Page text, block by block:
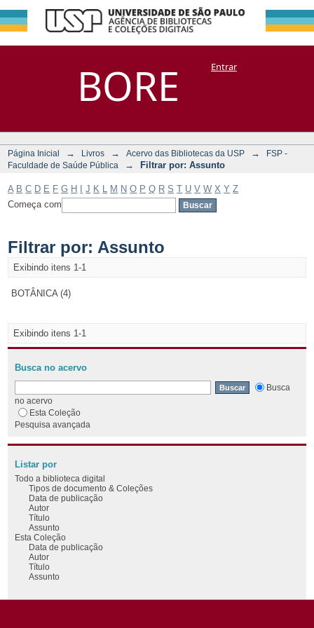
BORE
Filtrar por:
Assunto
DSpace/Manakin + CoriscoEntrar
Página Inicial → Livros → Acervo das Bibliotecas da USP →
FSP -
Faculdade de Saúde Pública
→ Filtrar por: Assunto
A B C D E F G H J K M N O P Q R S T U V W X Y Z
Começa com
Filtrar por: Assunto
Exibindo itens 1-1
BOTÂNICA (4)
Exibindo itens 1-1
Busca no acervo
Busca
no acervo
Esta Coleção
Pesquisa avançada
Listar por
Todo a biblioteca digital
Tipos de documento & Coleções
Data de publicação
Autor
Título
Assunto
Esta Coleção
Data de publicação
Autor
Título
Assunto